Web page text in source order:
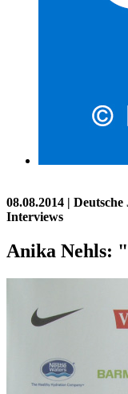
08.08.2014 |
Interviews
Anika Nehls: